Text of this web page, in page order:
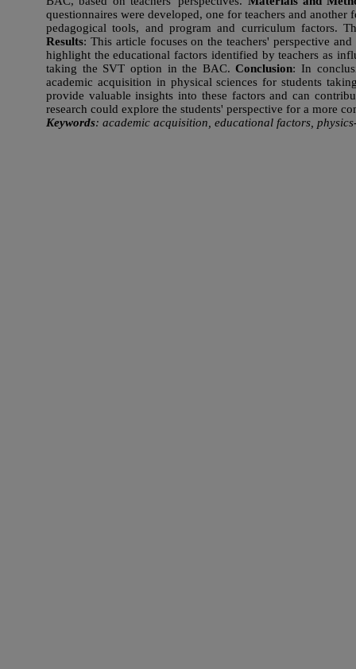
questionnaires were developed, one for teachers and
pedagogical tools, and program and curriculum factors.
Results: This article focuses on the teachers' perspective
highlight the educational factors identified by teachers as
taking the SVT option in the BAC.Conclusion: In
academic acquisition in physical sciences for students
provide valuable insights into these factors and can
research could explore the students' perspective for a more
Keywords: academic acquisition, educational factors,